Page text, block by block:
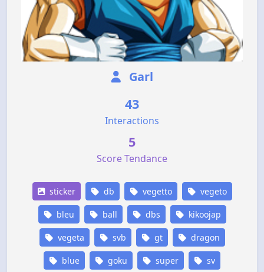
Garl
43
Interactions
5
Score Tendance
sticker db vegetto vegeto
bleu ball dbs kikoojap
vegeta svb gt dragon
blue goku super sv